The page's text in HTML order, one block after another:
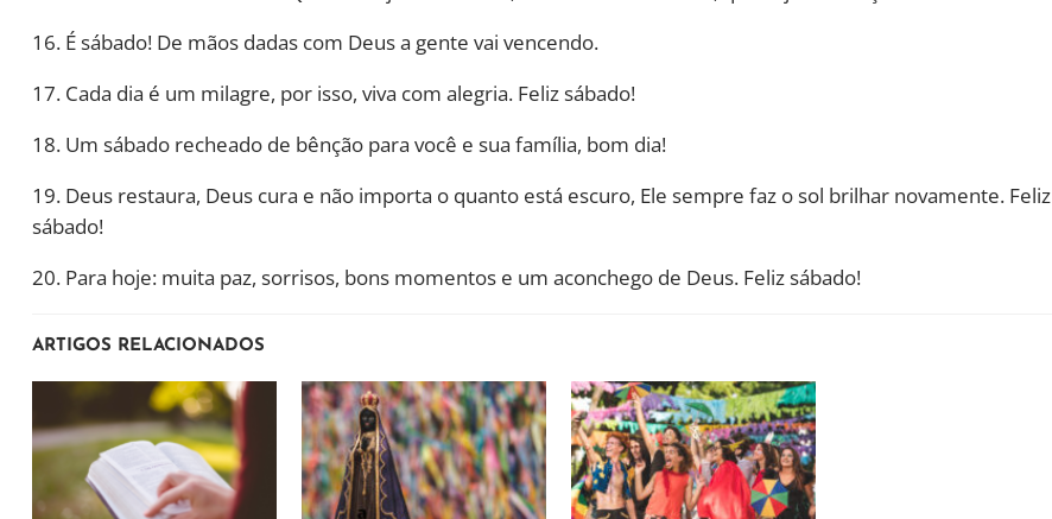
16. É sábado! De mãos dadas com Deus a gente vai vencendo.
17. Cada dia é um milagre, por isso, viva com alegria. Feliz sábado!
18. Um sábado recheado de bênção para você e sua família, bom dia!
19. Deus restaura, Deus cura e não importa o quanto está escuro, Ele sempre faz o sol brilhar novamente. Feliz
sábado!
20. Para hoje: muita paz, sorrisos, bons momentos e um aconchego de Deus. Feliz sábado!
ARTIGOS RELACIONADOS